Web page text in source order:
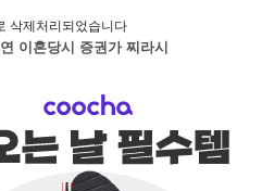
삭제처리되었습니다
이혼당시 증권가 찌라시